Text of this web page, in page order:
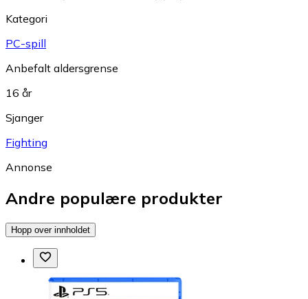
Kategori
PC-spill
Anbefalt aldersgrense
16 år
Sjanger
Fighting
Annonse
Andre populære produkter
Hopp over innholdet